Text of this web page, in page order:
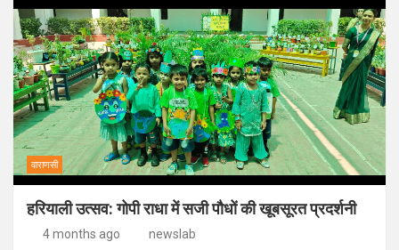
वाराणसी
हरियाली उत्सव: गोपी राधा में सजी पौधों की खूबसूरत प्रदर्शनी
4 months ago newslab